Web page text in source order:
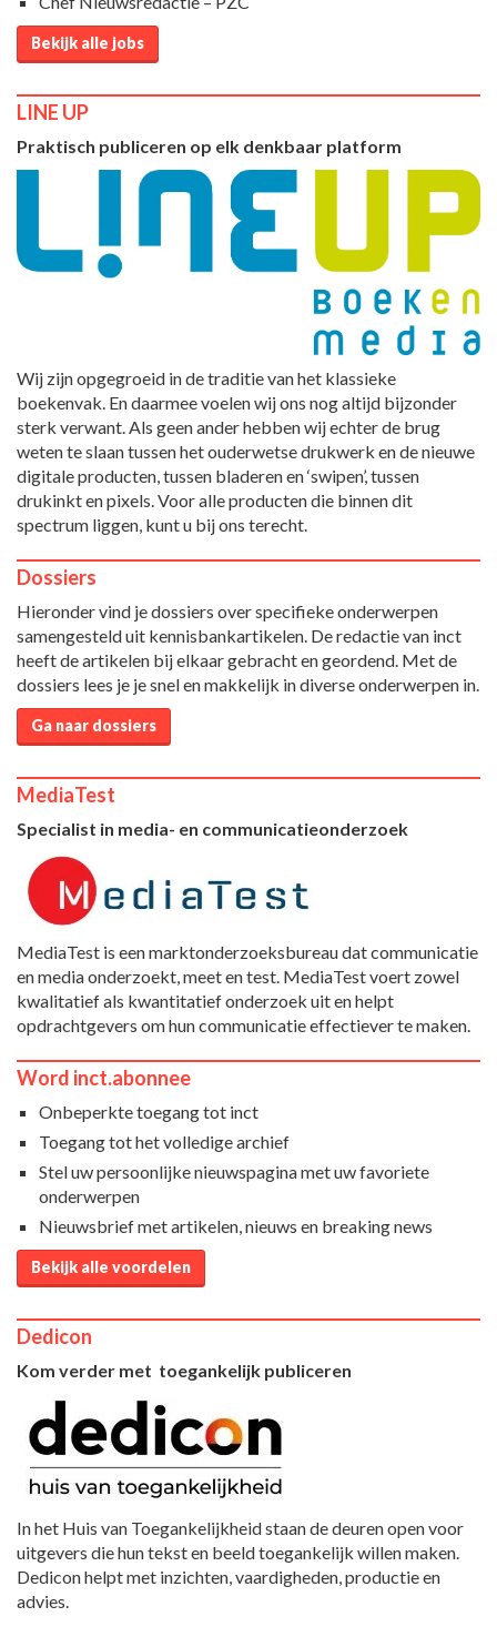
Bekijk alle jobs
LINE UP
Praktisch publiceren op elk denkbaar platform
Wij zijn opgegroeid in de traditie van het klassieke
boekenvak. En daarmee voelen wij ons nog altijd bijzonder
sterk verwant. Als geen ander hebben wij echter de brug
weten te slaan tussen het ouderwetse drukwerk en de nieuwe
digitale producten, tussen bladeren en ‘swipen’, tussen
drukinkt en pixels. Voor alle producten die binnen dit
spectrum liggen, kunt u bij ons terecht.
Dossiers
Hieronder vind je dossiers over specifieke onderwerpen
samengesteld uit kennisbankartikelen. De redactie van inct
heeft de artikelen bij elkaar gebracht en geordend. Met de
dossiers lees je je snel en makkelijk in diverse onderwerpen in.
Ga naar dossiers
MediaTest
Specialist in media- en communicatieonderzoek
MediaTest is een marktonderzoeksbureau dat communicatie
en media onderzoekt, meet en test. MediaTest voert zowel
kwalitatief als kwantitatief onderzoek uit en helpt
opdrachtgevers om hun communicatie effectiever te maken.
Word inct.abonnee
Onbeperkte toegang tot inct
Toegang tot het volledige archief
Stel uw persoonlijke nieuwspagina met uw favoriete
onderwerpen
Nieuwsbrief met artikelen, nieuws en breaking news
Bekijk alle voordelen
Dedicon
Kom verder met toegankelijk publiceren
In het Huis van Toegankelijkheid staan de deuren open voor
uitgevers die hun tekst en beeld toegankelijk willen maken.
Dedicon helpt met inzichten, vaardigheden, productie en
advies.